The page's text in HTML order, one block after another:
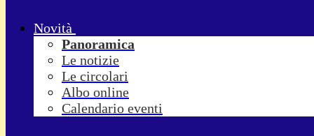
Novità
Panoramica
Le notizie
Le circolari
Albo online
Calendario eventi